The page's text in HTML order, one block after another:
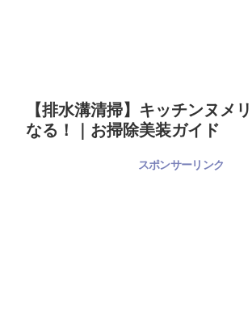
【排水溝清掃】キッチンヌメ
なる！｜お掃除美装ガイド
スポンサーリンク